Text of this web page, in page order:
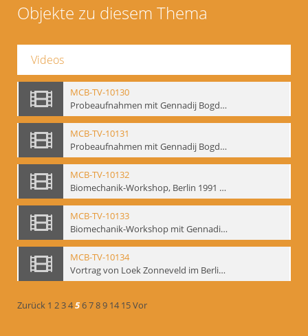
Objekte zu diesem Thema
Videos
MCB-TV-10130
Probeaufnahmen mit Gennadij Bogdanow und Aufnahmen von Biomechanik-Workshop, Berlin 1991 - Interne Signatur: BM-vid-46
MCB-TV-10131
Probeaufnahmen mit Gennadij Bogdanow und Aufnahmen von Biomechanik-Workshop, Berlin 1991, Ausschnitt 2 - Interne Signatur: BM-vid-46_A2
MCB-TV-10132
Biomechanik-Workshop, Berlin 1991 und Probeaufnahmen mit Gennadij Bogdanow - Interne Signatur: BM-vid-47
MCB-TV-10133
Biomechanik-Workshop mit Gennadij Bogdanow, Berlin 1991 - Interne Signatur: BM-vid-48
MCB-TV-10134
Vortrag von Loek Zonneveld im Berliner Ensemble am 04.10.1991 - Interne Signatur: BM-vid-49
Zurück 1 23456789 14 15Vor